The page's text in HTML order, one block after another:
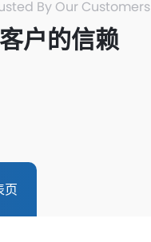
By Our Customers
户的信赖
页